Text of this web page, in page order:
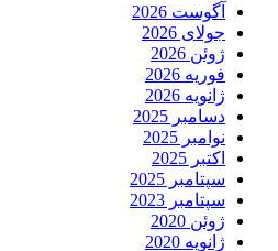
آگوست 2026
جولای 2026
ژوئن 2026
فوریه 2026
ژانویه 2026
دسامبر 2025
نوامبر 2025
اکتبر 2025
سپتامبر 2025
سپتامبر 2023
ژوئن 2020
ژانویه 2020